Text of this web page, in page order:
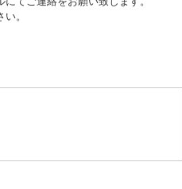
。